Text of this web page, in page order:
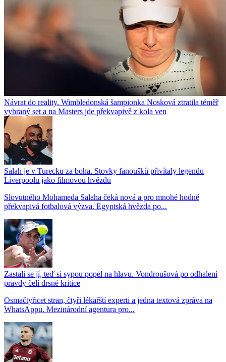
Návrat do reality. Wimbledonská šampionka Nosková ztratila téměř
vyhraný set a na Masters jde překvapivě z kola ven
Salah je v Turecku za boha. Stovky fanoušků přivítaly legendu
Liverpoolu jako filmovou hvězdu
Slovutného Mohameda Salaha čeká nová a pro mnohé hodně
překvapivá fotbalová výzva. Egyptská hvězda po...
Zastali se jí, teď si sypou popel na hlavu. Vondroušová po odhalení
pravdy čelí drsné kritice
Osmačtyřicet stran, čtyři lékařští experti a jedna textová zpráva na
WhatsAppu. Mezinárodní agentura pro...